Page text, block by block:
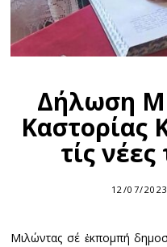
Δήλωση
Καστορίας
τίς
12/07/2023
Μιλώντας σέ ἐκπομπή